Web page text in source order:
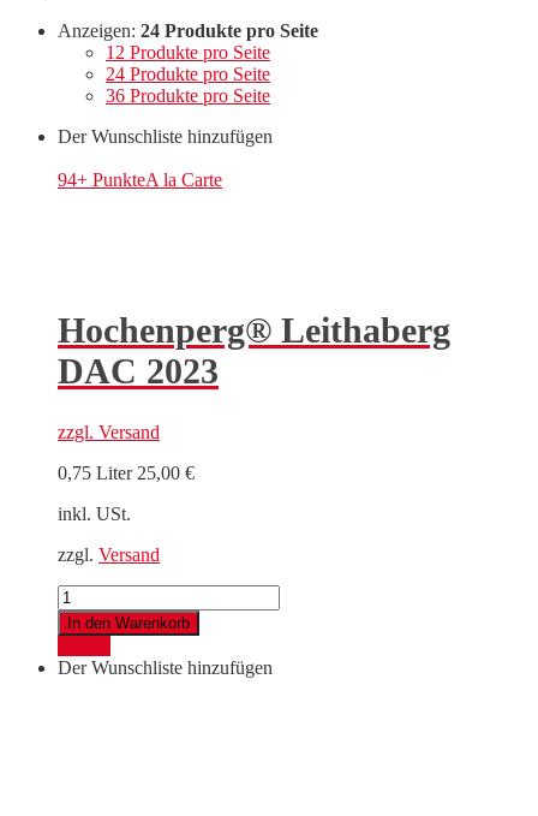
Anzeigen: 24 Produkte pro Seite
12 Produkte pro Seite
24 Produkte pro Seite
36 Produkte pro Seite
Der Wunschliste hinzufügen
94+ PunkteA la Carte
Hochenperg® Leithaberg
DAC 2023
zzgl. Versand
0,75 Liter 25,00 €
inkl. USt.
zzgl. Versand
Hochenperg®
Leithaberg
DAC
2023
Menge
In den Warenkorb
Der Wunschliste hinzufügen